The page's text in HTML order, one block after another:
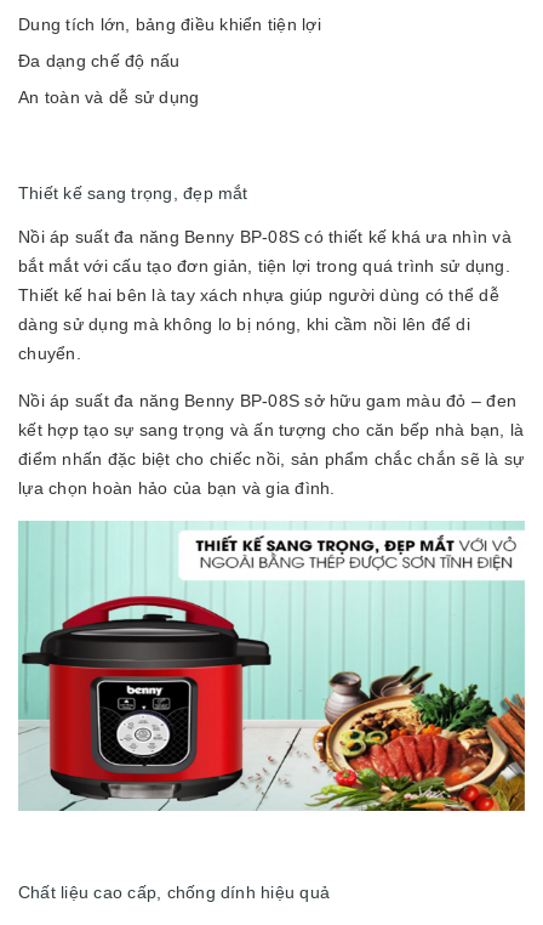
Dung tích lớn, bảng điều khiển tiện lợi
Đa dạng chế độ nấu
An toàn và dễ sử dụng
Thiết kế sang trọng, đẹp mắt
Nồi áp suất đa năng Benny BP-08S có thiết kế khá ưa nhìn và
bắt mắt với cấu tạo đơn giản, tiện lợi trong quá trình sử dụng.
Thiết kế hai bên là tay xách nhựa giúp người dùng có thể dễ
dàng sử dụng mà không lo bị nóng, khi cầm nồi lên để di
chuyển.
Nồi áp suất đa năng Benny BP-08S sở hữu gam màu đỏ – đen
kết hợp tạo sự sang trọng và ấn tượng cho căn bếp nhà bạn, là
điểm nhấn đặc biệt cho chiếc nồi, sản phẩm chắc chắn sẽ là sự
lựa chọn hoàn hảo của bạn và gia đình.
Chất liệu cao cấp, chống dính hiệu quả